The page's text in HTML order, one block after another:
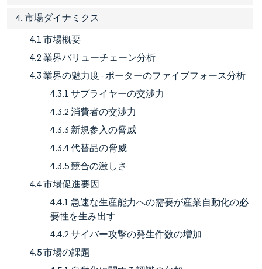
4. 市場ダイナミクス
4.1 市場概要
4.2 業界バリューチェーン分析
4.3 業界の魅力度 - ポーターのファイブフォース分析
4.3.1 サプライヤーの交渉力
4.3.2 消費者の交渉力
4.3.3 新規参入の脅威
4.3.4 代替品の脅威
4.3.5 競合の激しさ
4.4 市場促進要因
4.4.1 急速な生産能力への需要が産業自動化の必
要性を生み出す
4.4.2 サイバー攻撃の発生件数の増加
4.5 市場の課題